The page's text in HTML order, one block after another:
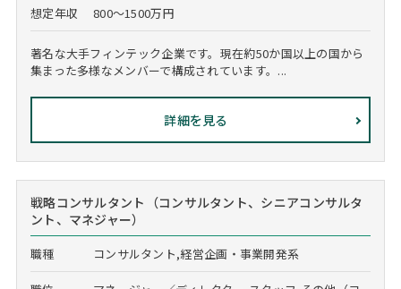
想定年収 800～1500万円
著名な大手フィンテック企業です。現在約50か国以上の国から
集まった多様なメンバーで構成されています。...
詳細を見る
戦略コンサルタント（コンサルタント、シニアコンサルタ
ント、マネジャー）
職種 コンサルタント,経営企画・事業開発系